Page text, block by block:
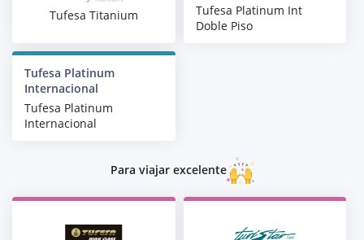
Tufesa Titanium
Tufesa Platinum Int
Doble Piso
Tufesa Platinum
Internacional
Tufesa Platinum
Internacional
Para viajar excelente